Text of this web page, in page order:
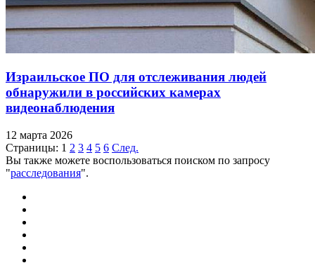
Израильское ПО для отслеживания людей
обнаружили в российских камерах
видеонаблюдения
12 марта 2026
Страницы: 1 2 3 4 5 6 След.
Вы также можете воспользоваться поиском по запросу
"расследования".